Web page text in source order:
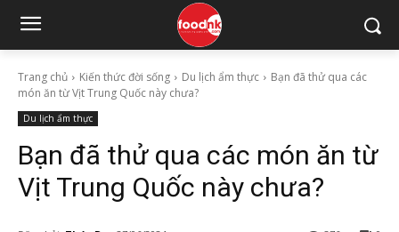
Trang chủ Kiến thức đời sống Du lịch ẩm thực
Bạn đã thử qua các
món ăn từ Vịt Trung Quốc này chưa?
Du lịch ẩm thực
Bạn đã thử qua các món ăn từ
Vịt Trung Quốc này chưa?